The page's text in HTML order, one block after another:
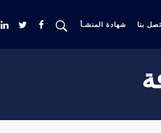
بنا شهادة المنشـأ